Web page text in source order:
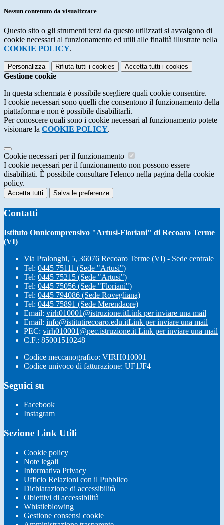
Nessun contenuto da visualizzare
Questo sito o gli strumenti terzi da questo utilizzati si avvalgono di
cookie necessari al funzionamento ed utili alle finalità illustrate nella
COOKIE POLICY.
Personalizza Rifiuta tutti i cookies Accetta tutti i cookies
Gestione cookie
In questa schermata è possibile scegliere quali cookie consentire.
I cookie necessari sono quelli che consentono il funzionamento della
piattaforma e non è possibile disabilitarli.
Per conoscere quali sono i cookie necessari al funzionamento potete
visionare la COOKIE POLICY.
Cookie necessari per il funzionamento
I cookie necessari per il funzionamento non possono essere
disabilitati. È possibile consultare l'elenco nella pagina della cookie
policy.
Accetta tutti Salva le preferenze
Contatti
Istituto Onnicomprensivo "Artusi-Floriani" di Recoaro Terme
(VI)
Via Pralonghi, 5, 36076 Recoaro Terme (VI) - Sede centrale
Tel: 0445 75111 (Sede "Artusi")
Tel: 0445 75215 (Sede "Artusi")
Tel: 0445 75056 (Sede "Floriani")
Tel: 0445 794086 (Sede Rovegliana)
Tel: 0445 75891 (Sede Merendaore)
Email: virh010001@istruzione.itLink per inviare una mail
Email: info@istitutirecoaro.edu.itLink per inviare una mail
PEC: virh010001@pec.istruzione.it Link per inviare una mail
C.F.: 85001510248
Codice meccanografico: VIRH010001
Codice univoco di fatturazione: UF1JF4
Seguici su
Facebook
Instagram
Sezione Link Utili
Cookie policy
Note legali
Informativa Privacy
Ufficio Relazioni con il Pubblico
Dichiarazione di accessibilità
Obiettivi di accessibilità
Whistleblowing
Gestione consensi cookie